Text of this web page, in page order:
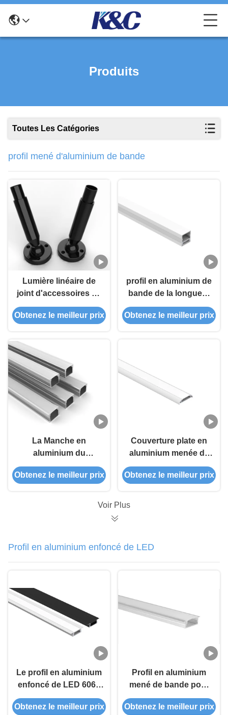
Produits
Toutes Les Catégories
profil mené d'aluminium de bande
Lumière linéaire de
joint d'accessoires de
système d'éclairage
d'horizon pour la
Obtenez le meilleur prix
profil en aluminium de
bande de la longueur
LED de 2.5m 6063 T5
avec le diffuseur de
Obtenez le meilleur prix
La Manche en
aluminium du
diffuseur LED du PC
T5 du profil 6063 de
Obtenez le meilleur prix
Couverture plate en
aluminium menée de
l'extrusion PMMA du
profil IP44 de bande
Obtenez le meilleur prix
Voir Plus
Profil en aluminium enfoncé de LED
Le profil en aluminium
enfoncé de LED 6063
T5 avec la couverture
a mené le canal en
Obtenez le meilleur prix
Profil en aluminium
mené de bande pour
le profil en aluminium
enfoncé de LED
Obtenez le meilleur prix